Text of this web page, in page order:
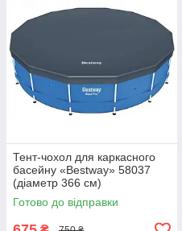
Тент-чохол для каркасного
басейну «Bestway» 58037
(діаметр 366 см)
Готово до відправки